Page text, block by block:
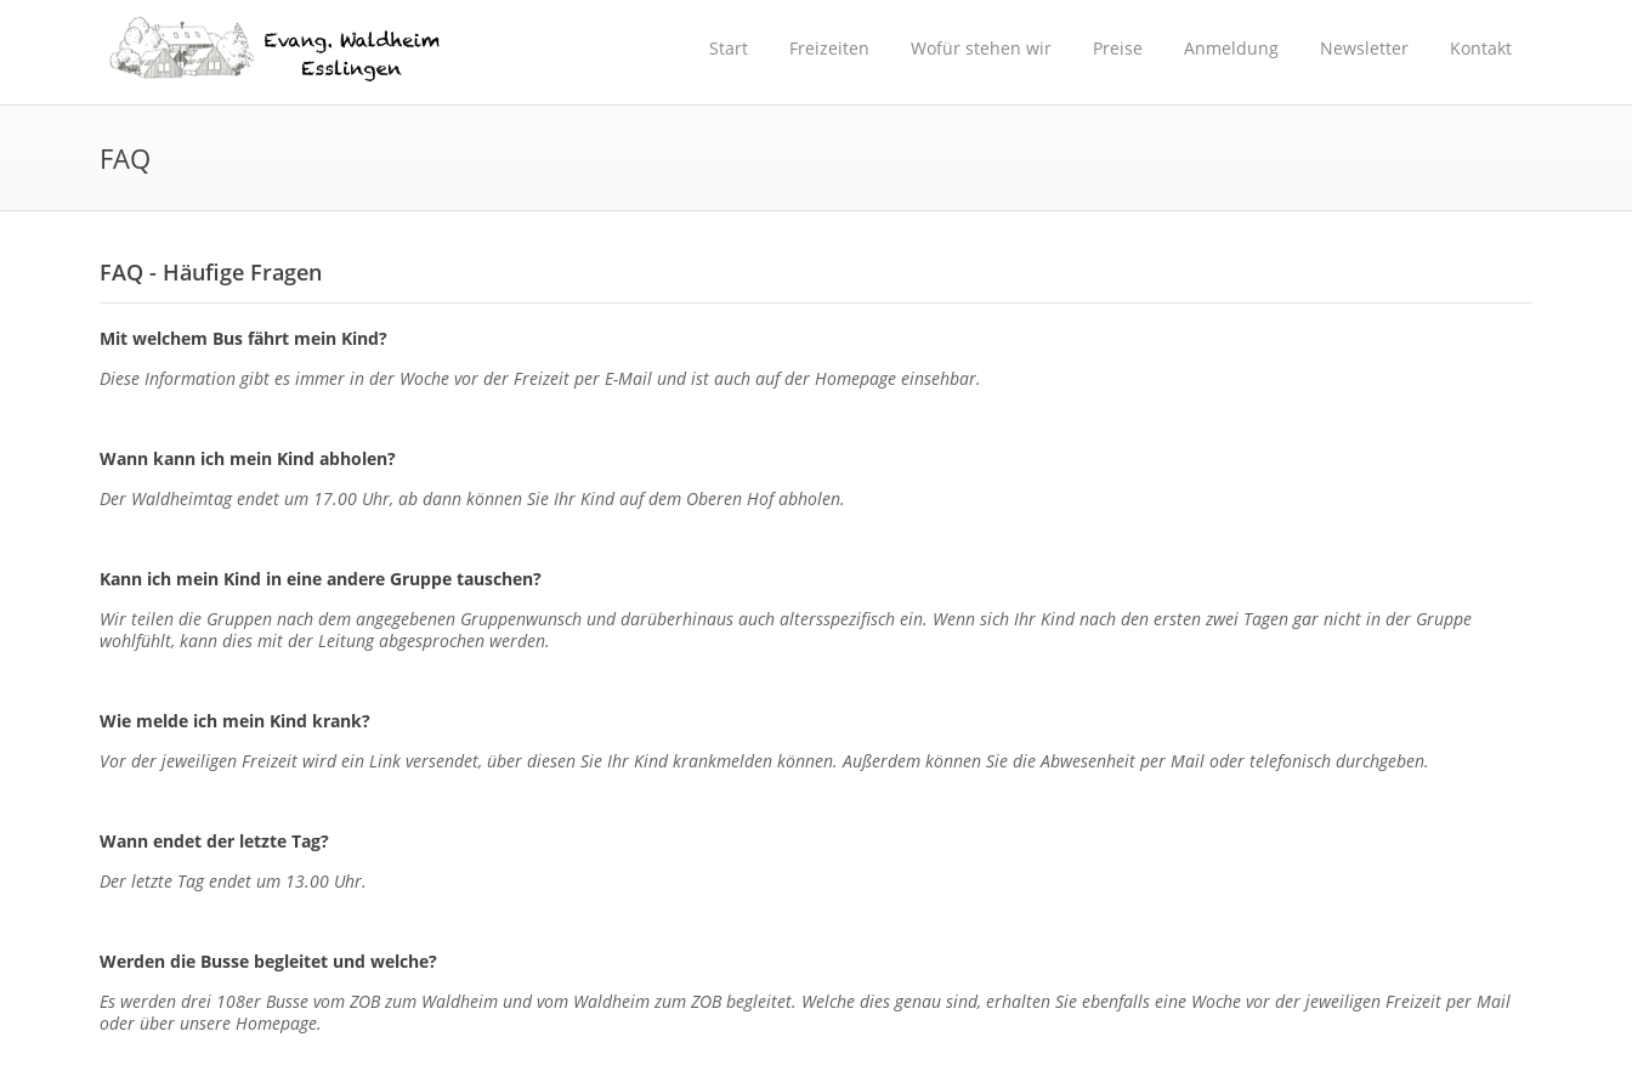
Start Freizeiten Wofür stehen wir Preise Anmeldung Newsletter Kontakt
FAQ
FAQ - Häufige Fragen
Mit welchem Bus fährt mein Kind?
Diese Information gibt es immer in der Woche vor der Freizeit per E-Mail und ist auch auf der Homepage einsehbar.
Wann kann ich mein Kind abholen?
Der Waldheimtag endet um 17.00 Uhr, ab dann können Sie Ihr Kind auf dem Oberen Hof abholen.
Kann ich mein Kind in eine andere Gruppe tauschen?
Wir teilen die Gruppen nach dem angegebenen Gruppenwunsch und darüberhinaus auch altersspezifisch ein. Wenn sich Ihr Kind nach den ersten zwei Tagen gar nicht in der Gruppe
wohlfühlt, kann dies mit der Leitung abgesprochen werden.
Wie melde ich mein Kind krank?
Vor der jeweiligen Freizeit wird ein Link versendet, über diesen Sie Ihr Kind krankmelden können. Außerdem können Sie die Abwesenheit per Mail oder telefonisch durchgeben.
Wann endet der letzte Tag?
Der letzte Tag endet um 13.00 Uhr.
Werden die Busse begleitet und welche?
Es werden drei 108er Busse vom ZOB zum Waldheim und vom Waldheim zum ZOB begleitet. Welche dies genau sind, erhalten Sie ebenfalls eine Woche vor der jeweiligen Freizeit per Mail
oder über unsere Homepage.